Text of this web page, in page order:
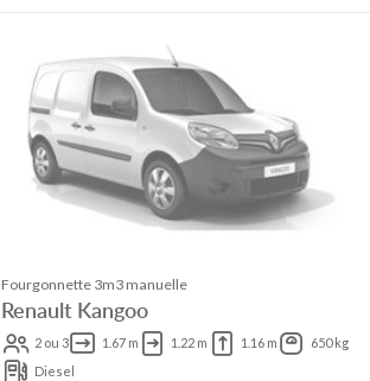
Fourgonnette 3m3 manuelle
Renault Kangoo
2 ou 3 1.67 m 1.22 m 1.16 m
650 kg
Diesel